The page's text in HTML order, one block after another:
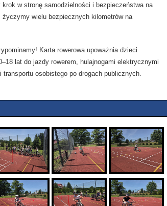
w stronę samodzielności i bezpieczeństwa na
życzymy wielu bezpiecznych kilometrów na
Karta rowerowa upoważnia dzieci
lat do jazdy rowerem, hulajnogami elektrycznymi
transportu osobistego po drogach publicznych.